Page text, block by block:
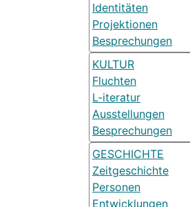
Identitäten
Projektionen
Besprechungen
KULTUR
Fluchten
L-iteratur
Ausstellungen
Besprechungen
GESCHICHTE
Zeitgeschichte
Personen
Entwicklungen